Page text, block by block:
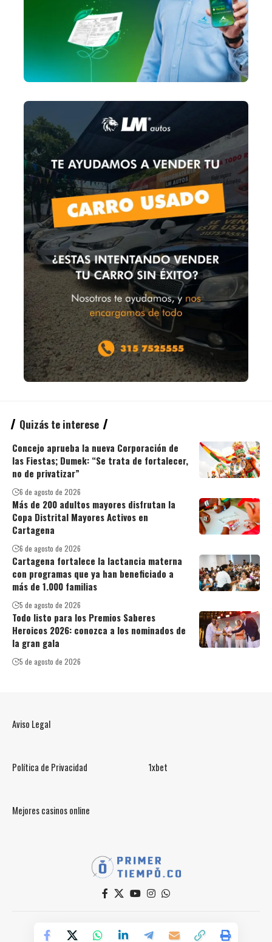
Quizás te interese
Concejo aprueba la nueva Corporación de
las Fiestas; Dumek: “Se trata de fortalecer,
no de privatizar”
6 de agosto de 2026
Más de 200 adultos mayores disfrutan la
Copa Distrital Mayores Activos en
Cartagena
6 de agosto de 2026
Cartagena fortalece la lactancia materna
con programas que ya han beneficiado a
más de 1.000 familias
5 de agosto de 2026
Todo listo para los Premios Saberes
Heroicos 2026: conozca a los nominados de
la gran gala
5 de agosto de 2026
Aviso Legal
Política de Privacidad 1xbet
Mejores casinos online
Powered by Primer Tiempo Deportes SAS